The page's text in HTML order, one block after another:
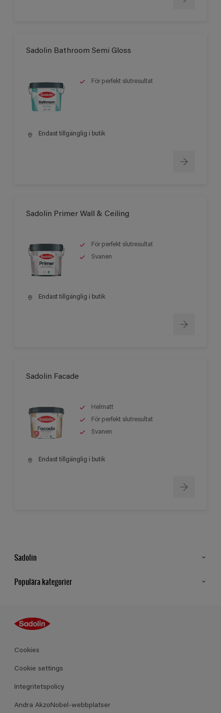
Sadolin Bathroom Semi Gloss
För perfekt slutresultat
Endast tillgänglig i butik
Sadolin Primer Wall & Ceiling
För perfekt slutresultat
Svanen
Endast tillgänglig i butik
Sadolin Facade
Helmatt
För perfekt slutresultat
Svanen
Endast tillgänglig i butik
Sadolin
Populära kategorier
Guides
Kulörer
Produkter
Cookies
Cookie settings
Integritetspolicy
Andra AkzoNobel-webbplatser